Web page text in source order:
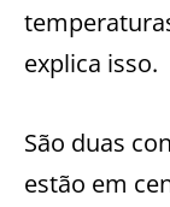
explica isso.
São duas
estão em